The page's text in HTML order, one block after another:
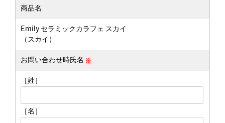
商品名
Emily セラミックカラフェ スカイ
（スカイ）
お問い合わせ時氏名
［姓］
［名］